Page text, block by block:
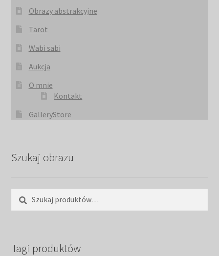
Obrazy abstrakcyjne
Tarot
Wabi sabi
Aukcja
O mnie
Kontakt
GalleryStore
Szukaj obrazu
Szukaj:
Szukaj
Tagi produktów